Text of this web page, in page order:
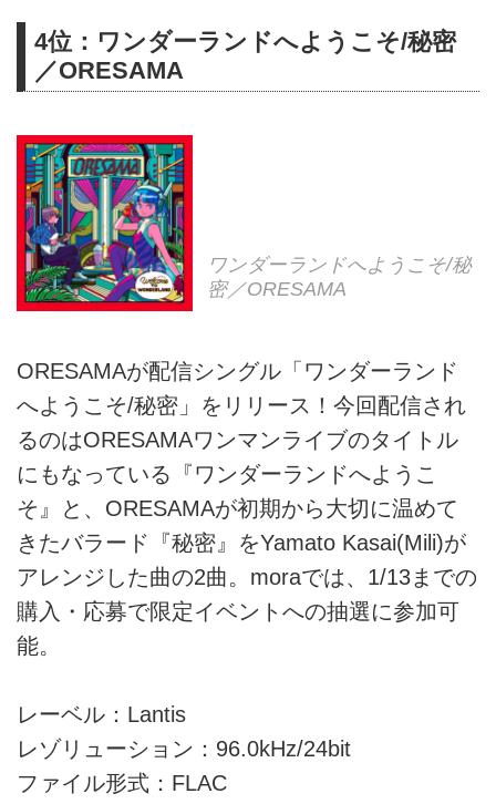
4位：ワンダーランドへようこそ/秘密
／ORESAMA
ワンダーランドへようこそ/秘
密／ORESAMA
ORESAMAが配信シングル「ワンダーランド
へようこそ/秘密」をリリース！今回配信され
るのはORESAMAワンマンライブのタイトル
にもなっている『ワンダーランドへようこ
そ』と、ORESAMAが初期から大切に温めて
きたバラード『秘密』をYamato Kasai(Mili)が
アレンジした曲の2曲。moraでは、1/13までの
購入・応募で限定イベントへの抽選に参加可
能。
レーベル：Lantis
レゾリューション：96.0kHz/24bit
ファイル形式：FLAC